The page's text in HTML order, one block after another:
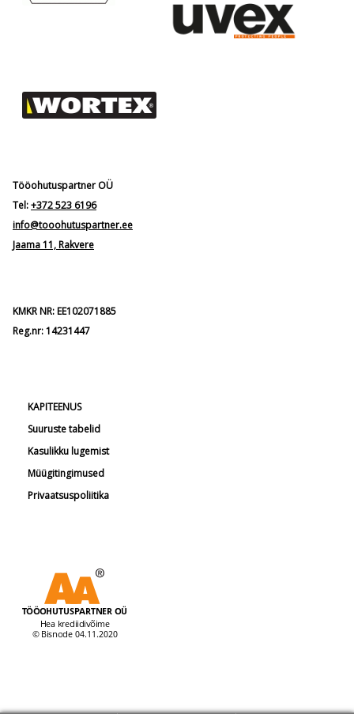
Tööohutuspartner OÜ
Tel:+372 523 6196
info@tooohutuspartner.ee
Jaama 11, Rakvere
KMKR NR: EE102071885
Reg.nr: 14231447
KAPITEENUS
Suuruste tabelid
Kasulikku lugemist
Müügitingimused
Privaatsuspoliitika